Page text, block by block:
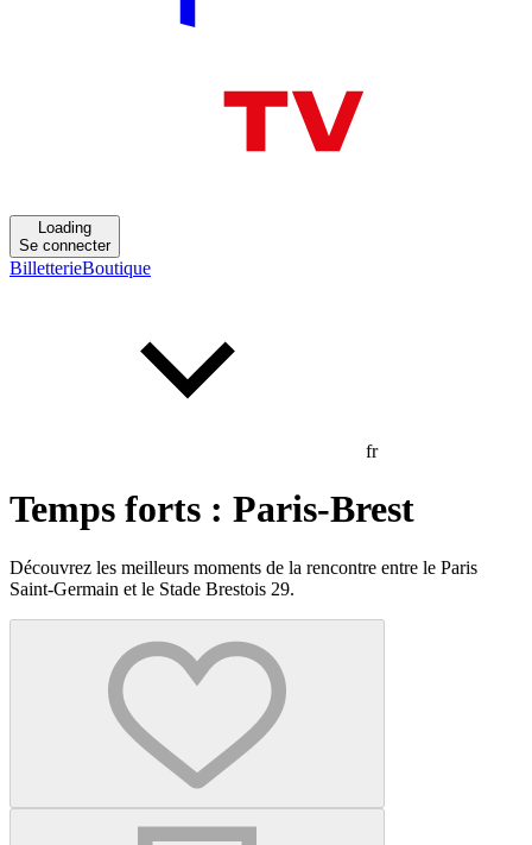
Loading
Se connecter
BilletterieBoutique
fr
Temps forts : Paris-Brest
Découvrez les meilleurs moments de la rencontre entre le Paris
Saint-Germain et le Stade Brestois 29.